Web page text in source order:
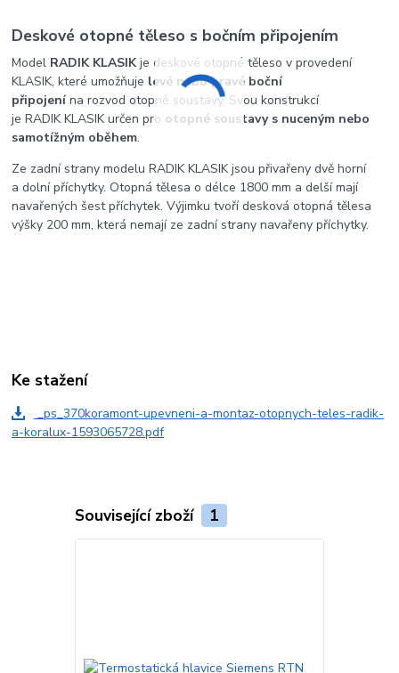
Deskové otopné těleso s bočním připojením
Model RADIK KLASIKje deskové otopné těleso v provedení
KLASIK, které umožňuje levé nebo pravé boční
připojenína rozvod otopné soustavy. Svou konstrukcí
je RADIK KLASIK určen pro otopné soustavy s nuceným nebo
samotížným oběhem.
Ze zadní strany modelu RADIK KLASIK jsou přivařeny dvě horní
a dolní příchytky. Otopná tělesa o délce 1800 mm a delší mají
navařených šest příchytek. Výjimku tvoří desková otopná tělesa
výšky 200 mm, která nemají ze zadní strany navařeny příchytky.
Ke stažení
_ps_370koramont-upevneni-a-montaz-otopnych-teles-radik-
a-koralux-1593065728.pdf
Související zboží 1